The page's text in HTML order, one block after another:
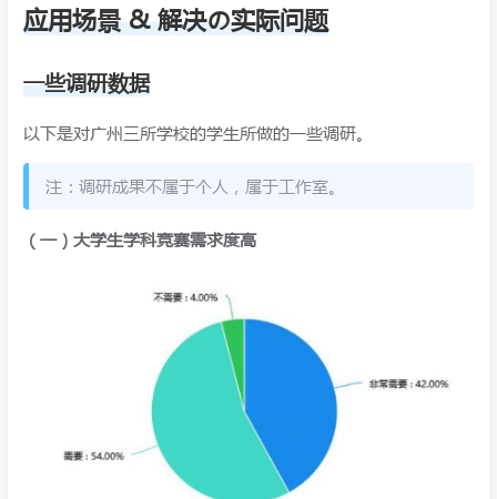
应用场景 & 解决の实际问题
一些调研数据
以下是对广州三所学校的学生所做的一些调研。
注：调研成果不属于个人，属于工作室。
（一）大学生学科竞赛需求度高